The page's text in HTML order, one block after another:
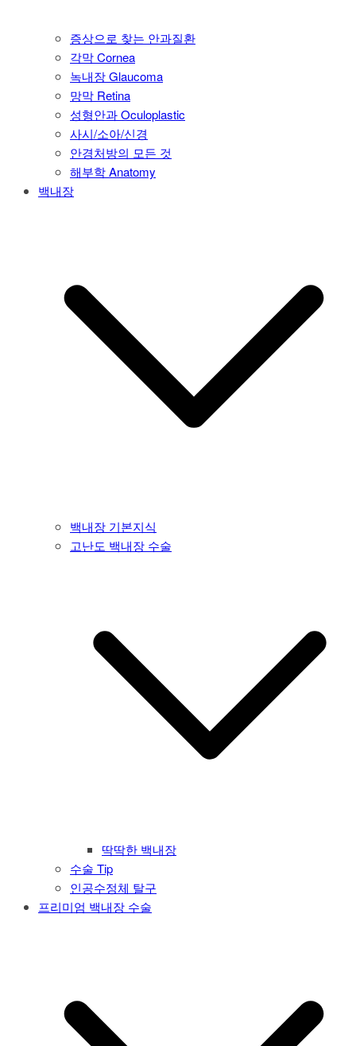
증상으로 찾는 안과질환
각막 Cornea
녹내장 Glaucoma
망막 Retina
성형안과 Oculoplastic
사시/소아/신경
안경처방의 모든 것
해부학 Anatomy
백내장
백내장 기본지식
고난도 백내장 수술
딱딱한 백내장
수술 Tip
인공수정체 탈구
프리미엄 백내장 수술